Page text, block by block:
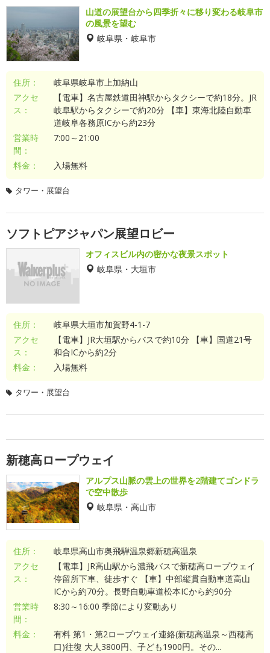
山道の展望台から四季折々に移り変わる岐阜市
の風景を望む
岐阜県・岐阜市
住所：
岐阜県岐阜市上加納山
アクセ
ス：
【電車】名古屋鉄道田神駅からタクシーで約18分。JR
岐阜駅からタクシーで約20分 【車】東海北陸自動車
道岐阜各務原ICから約23分
営業時
間：
7:00～21:00
料金： 入場無料
タワー・展望台
ソフトピアジャパン展望ロビー
オフィスビル内の密かな夜景スポット
岐阜県・大垣市
住所：
岐阜県大垣市加賀野4-1-7
アクセ
ス：
【電車】JR大垣駅からバスで約10分 【車】国道21号
和合ICから約2分
料金：
入場無料
タワー・展望台
新穂高ロープウェイ
アルプス山脈の雲上の世界を2階建てゴンドラ
で空中散歩
岐阜県・高山市
住所：
岐阜県高山市奥飛騨温泉郷新穂高温泉
アクセ
ス：
【電車】JR高山駅から濃飛バスで新穂高ロープウェイ
停留所下車、徒歩すぐ 【車】中部縦貫自動車道高山
ICから約70分。長野自動車道松本ICから約90分
営業時
間：
8:30～16:00 季節により変動あり
料金：
有料 第1・第2ロープウェイ連絡(新穂高温泉～西穂高
口)往復 大人3800円、子ども1900円。その...